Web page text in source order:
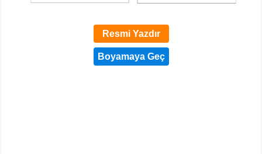
Resmi Yazdır